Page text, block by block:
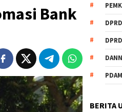
Bank
BERITA